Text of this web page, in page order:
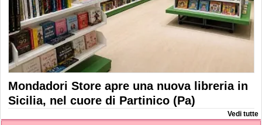
Mondadori Store apre una nuova libreria in
Sicilia, nel cuore di Partinico (Pa)
Vedi tutte